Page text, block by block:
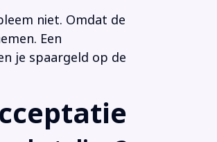
niet. Omdat de
Een
je spaargeld op de